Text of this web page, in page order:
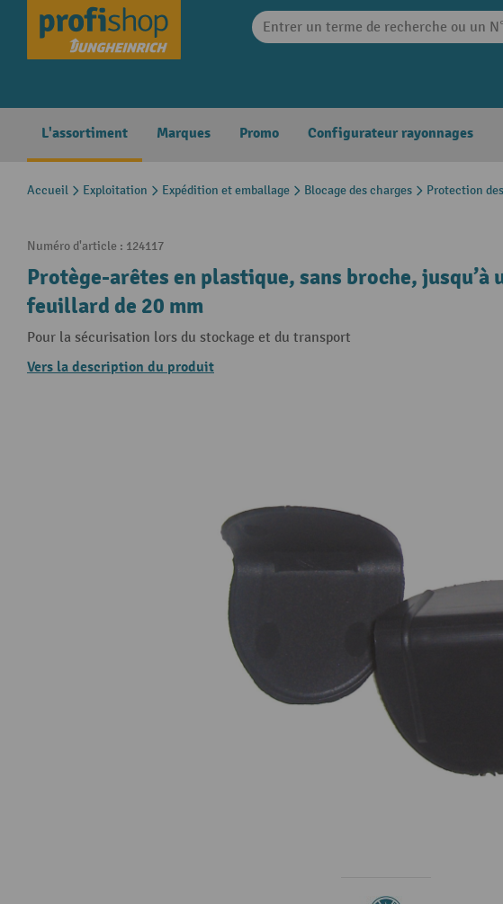
Skip to main navigation
L'assortiment Marques Promo Configurateur rayonnages
Accueil Exploitation Expédition et emballage Blocage des charges Protection
Numéro d'article : 124117
Protège-arêtes en plastique, sans broche, jusqu’à
feuillard de 20 mm
Pour la sécurisation lors du stockage et du transport
Vers la description du produit